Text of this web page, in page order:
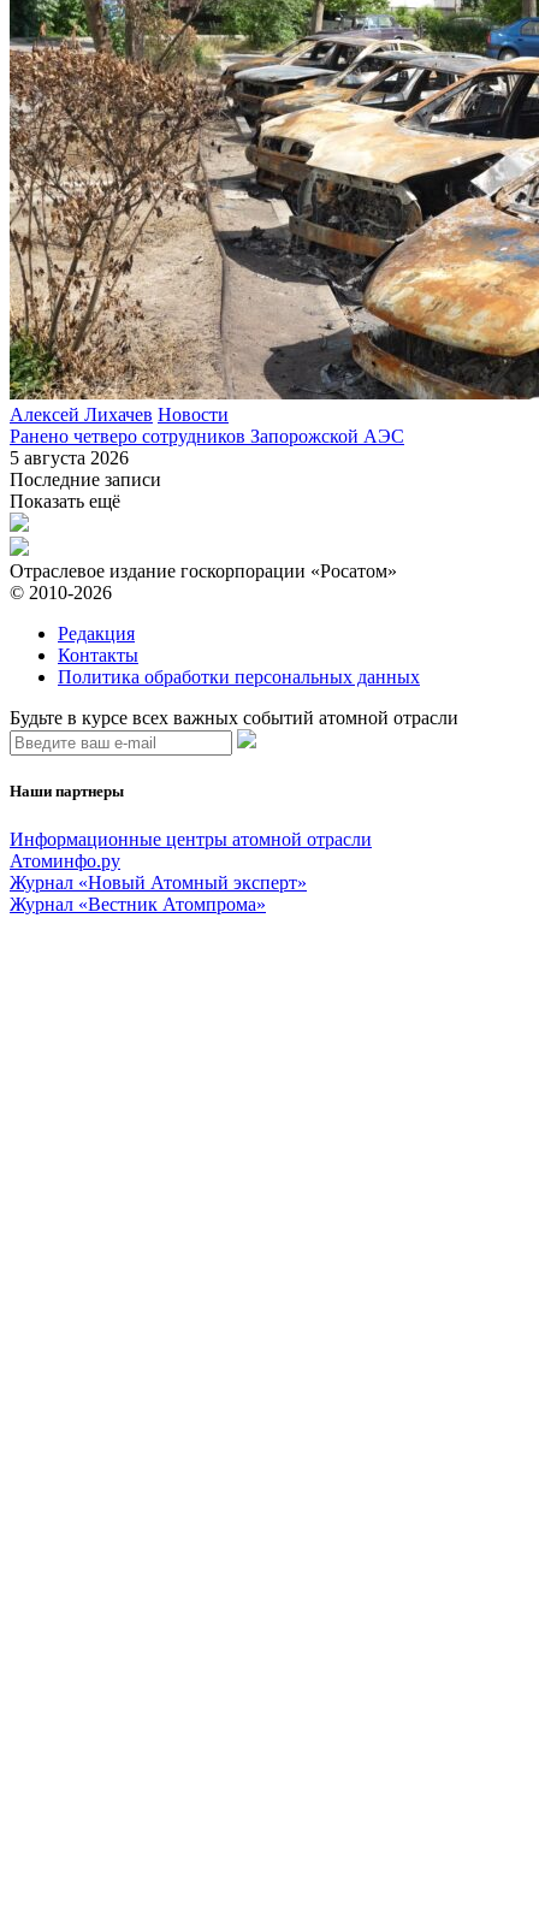
Алексей Лихачев Новости
Ранено четверо сотрудников Запорожской АЭС
5 августа 2026
Последние записи
Показать ещё
Отраслевое издание госкорпорации «Росатом»
© 2010-2026
Редакция
Контакты
Политика обработки персональных данных
Будьте в курсе всех важных событий атомной отрасли
Наши партнеры
Информационные центры атомной отрасли
Атоминфо.ру
Журнал «Новый Атомный эксперт»
Журнал «Вестник Атомпрома»